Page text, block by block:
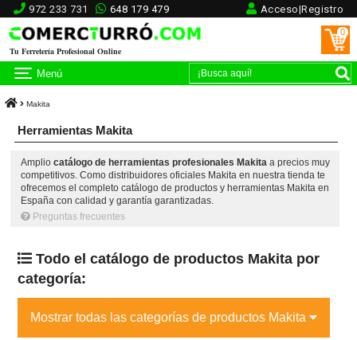
972 233 731 648 179 479 Acceso|Registro
Tu Ferretería Profesional Online
0
Menú
Makita
Herramientas Makita
Amplio catálogo de herramientas profesionales Makitaa precios muy
competitivos. Como distribuidores oficiales Makita en nuestra tienda te
ofrecemos el completo catálogo de productos y herramientas Makita en
España con calidad y garantía garantizadas.
Preguntas frecuentes
Todo el catálogo de productos Makita por
categoría:
Mostrar todas las categorías de productos Makita